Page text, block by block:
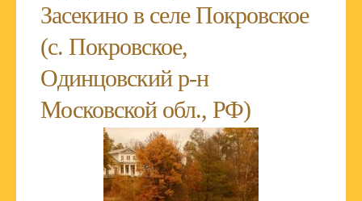
Засекино в селе Покровское
(с. Покровское,
Одинцовский р-н
Московской обл., РФ)